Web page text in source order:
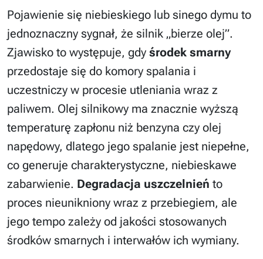
Pojawienie się niebieskiego lub sinego dymu to
jednoznaczny sygnał, że silnik „bierze olej”.
Zjawisko to występuje, gdy środek smarny
przedostaje się do komory spalania i
uczestniczy w procesie utleniania wraz z
paliwem. Olej silnikowy ma znacznie wyższą
temperaturę zapłonu niż benzyna czy olej
napędowy, dlatego jego spalanie jest niepełne,
co generuje charakterystyczne, niebieskawe
zabarwienie. Degradacja uszczelnień to
proces nieunikniony wraz z przebiegiem, ale
jego tempo zależy od jakości stosowanych
środków smarnych i interwałów ich wymiany.